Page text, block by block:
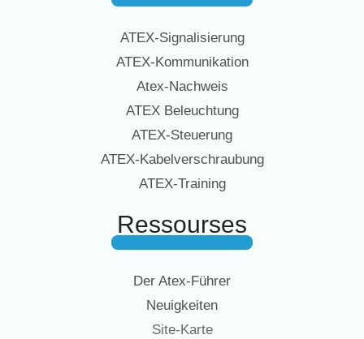
ATEX-Signalisierung
ATEX-Kommunikation
Atex-Nachweis
ATEX Beleuchtung
ATEX-Steuerung
ATEX-Kabelverschraubung
ATEX-Training
Ressourses
Der Atex-Führer
Neuigkeiten
Site-Karte